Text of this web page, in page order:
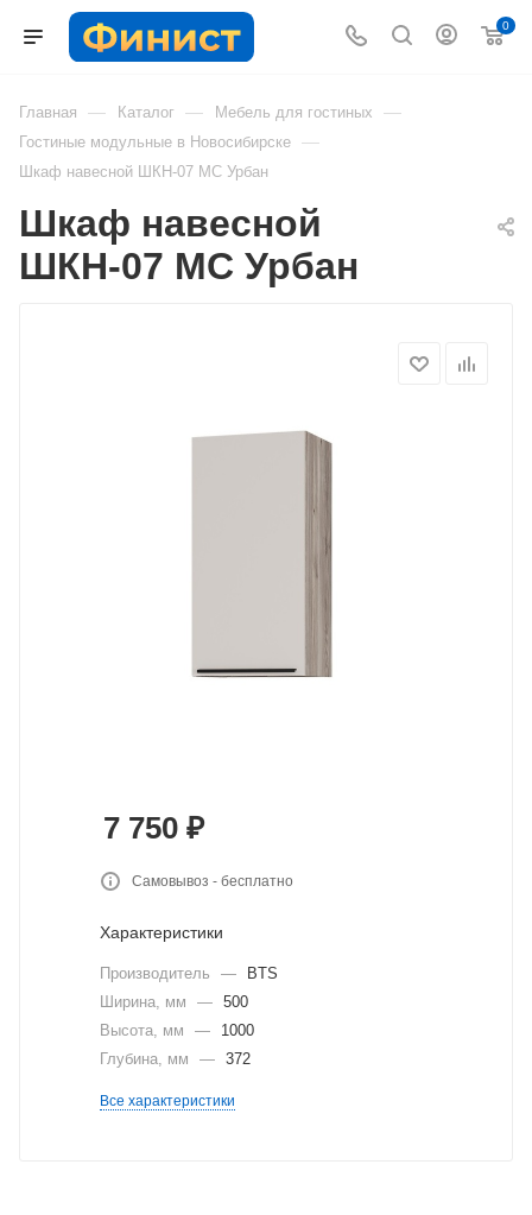
0
Главная — Каталог — Мебель для гостиных —
Гостиные модульные в Новосибирске —
Шкаф навесной ШКН-07 МС Урбан
Шкаф навесной
ШКН-07 МС Урбан
7 750 ₽
Самовывоз - бесплатно
Характеристики
Производитель —
BTS
Ширина, мм
— 500
Высота, мм
—
1000
Глубина, мм
— 372
Все характеристики